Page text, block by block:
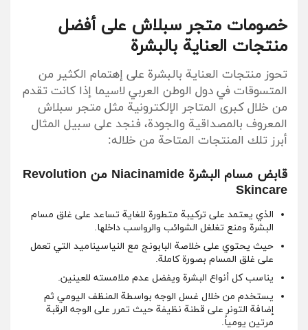
خصومات متجر سبلاش على أفضل
منتجات العناية بالبشرة
تحوز منتجات العناية بالبشرة على إهتمام الكثير من
المتسوقات في دول الوطن العربي لاسيما إذا كانت تقدم
من خلال كبرى المتاجر الإلكترونية مثل متجر سبلاش
المعروف بالمصداقية والجودة، فنجد على سبيل المثال
أبرز تلك المنتجات المتاحة من خلاله:
قابض مسام البشرة Niacinamide من Revolution
Skincare
الذي يعتمد على تركيبة متطورة للغاية تساعد على غلق مسام
البشرة ومنع تغلغل الشوائب والرواسب داخلها.
حيث يحتوي على خلاصة البابونج مع النياسيناميد التي تعمل
على غلق المسام بصورة كاملة.
يناسب كل أنواع البشرة ويفضل عدم ملامسته للعينين.
يستخدم من خلال غسل الوجه بواسطة المنظف اليومي ثم
إضافة التونر على قطنة نظيفة حيث تمرر على الوجه الرقبة
مرتين يومياً.